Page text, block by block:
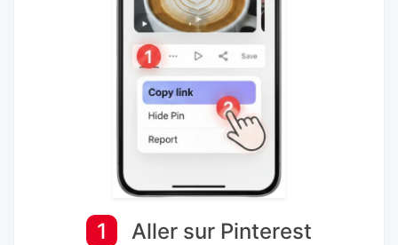
1 Aller sur Pinterest